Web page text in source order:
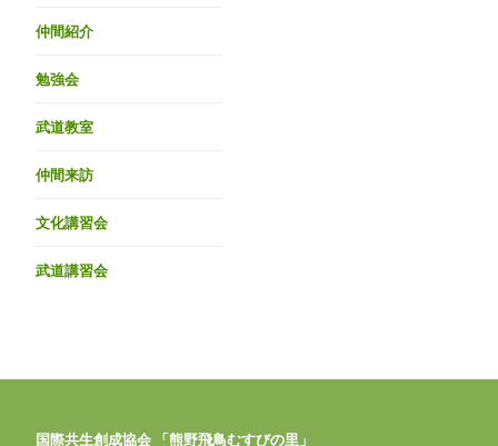
仲間紹介
勉強会
武道教室
仲間来訪
文化講習会
武道講習会
国際共生創成協会 「熊野飛鳥むすびの里」